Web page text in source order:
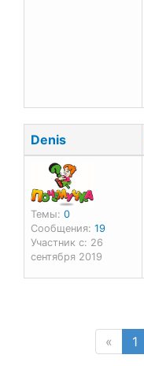
Dеnis
Темы: 0
Сообщения: 19
Участник с: 26
сентября 2019
« 1